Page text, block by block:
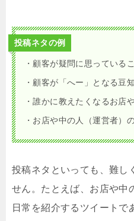
投稿ネタの例
・顧客が疑問に思っている
・顧客が「へー」となる豆
・誰かに教えたくなるお店
・お店や中の人（運営者）
投稿ネタといっても、難し
せん。たとえば、お店や中
日常を紹介するツイートで